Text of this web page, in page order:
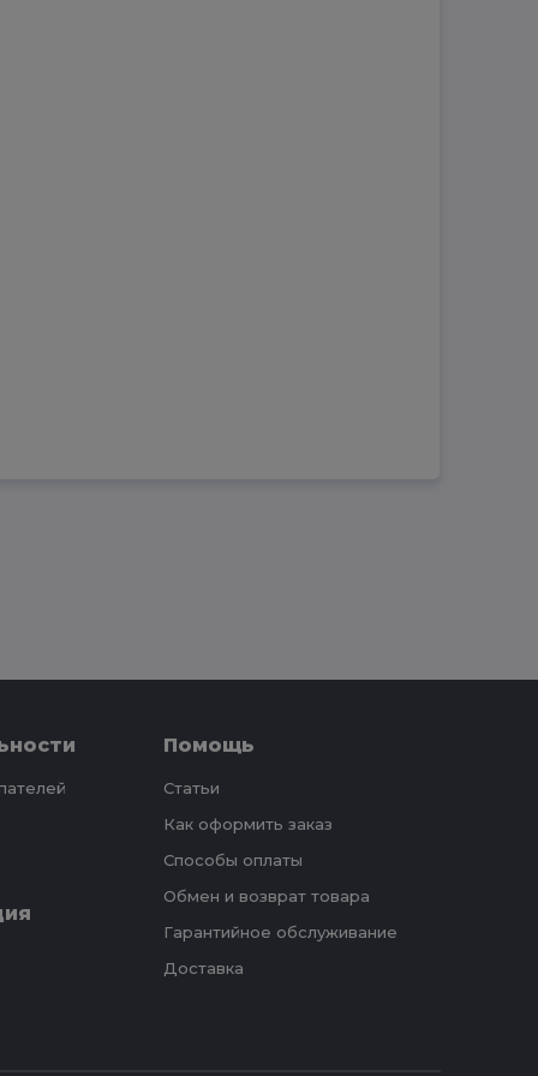
Помощь
Статьи
Как оформить заказ
Способы оплаты
Обмен и возврат товара
Гарантийное обслуживание
Доставка